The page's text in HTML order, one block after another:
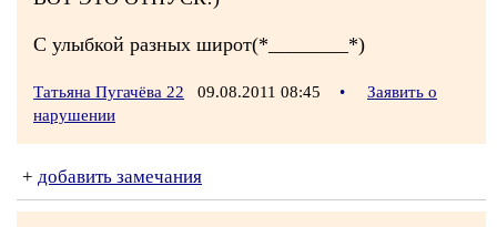
С улыбкой разных широт(*________*)
Татьяна Пугачёва 22 09.08.2011 08:45 •
Заявить о
нарушении
+ добавить замечания